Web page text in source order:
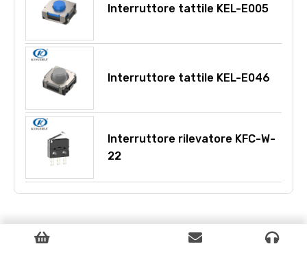
Interruttore tattile KEL-E005
Interruttore tattile KEL-E046
Interruttore rilevatore KFC-W-
22